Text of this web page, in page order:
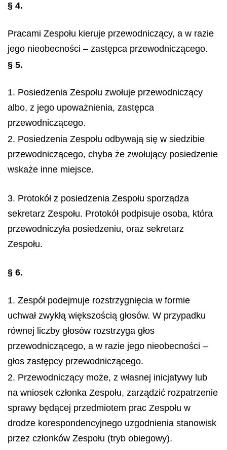
§ 4.
Pracami Zespołu kieruje przewodniczący, a w razie
jego nieobecności – zastępca przewodniczącego.
§ 5.
1. Posiedzenia Zespołu zwołuje przewodniczący
albo, z jego upoważnienia, zastępca
przewodniczącego.
2. Posiedzenia Zespołu odbywają się w siedzibie
przewodniczącego, chyba że zwołujący posiedzenie
wskaże inne miejsce.
3. Protokół z posiedzenia Zespołu sporządza
sekretarz Zespołu. Protokół podpisuje osoba, która
przewodniczyła posiedzeniu, oraz sekretarz
Zespołu.
§ 6.
1. Zespół podejmuje rozstrzygnięcia w formie
uchwał zwykłą większością głosów. W przypadku
równej liczby głosów rozstrzyga głos
przewodniczącego, a w razie jego nieobecności –
głos zastępcy przewodniczącego.
2. Przewodniczący może, z własnej inicjatywy lub
na wniosek członka Zespołu, zarządzić rozpatrzenie
sprawy będącej przedmiotem prac Zespołu w
drodze korespondencyjnego uzgodnienia stanowisk
przez członków Zespołu (tryb obiegowy).